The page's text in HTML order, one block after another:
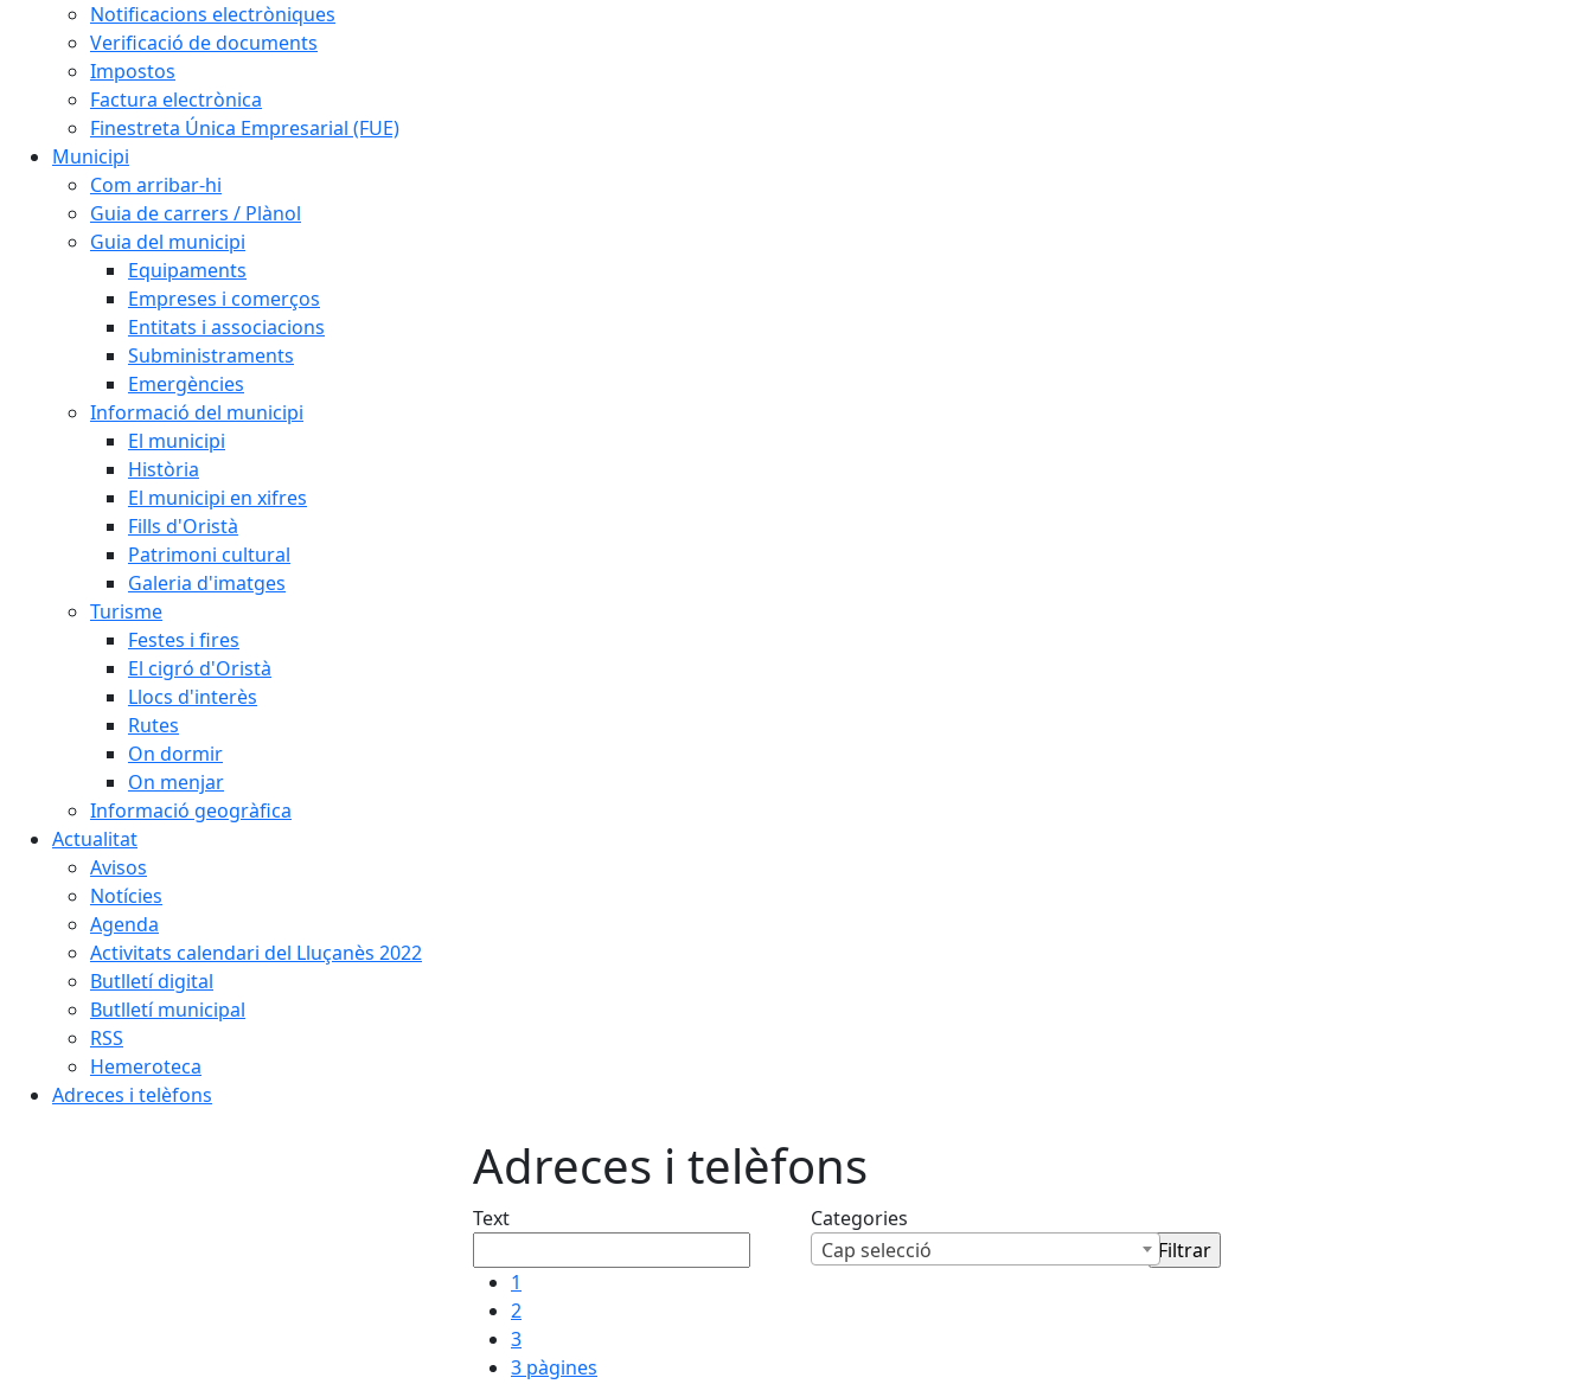
Notificacions electròniques
Verificació de documents
Impostos
Factura electrònica
Finestreta Única Empresarial (FUE)
Municipi
Com arribar-hi
Guia de carrers / Plànol
Guia del municipi
Equipaments
Empreses i comerços
Entitats i associacions
Subministraments
Emergències
Informació del municipi
El municipi
Història
El municipi en xifres
Fills d'Oristà
Patrimoni cultural
Galeria d'imatges
Turisme
Festes i fires
El cigró d'Oristà
Llocs d'interès
Rutes
On dormir
On menjar
Informació geogràfica
Actualitat
Avisos
Notícies
Agenda
Activitats calendari del Lluçanès 2022
Butlletí digital
Butlletí municipal
RSS
Hemeroteca
Adreces i telèfons
Adreces i telèfons
Text
Categories
Cap selecció
1
2
3
3 pàgines